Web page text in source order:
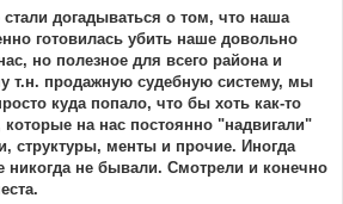
догадываться о том, что наша
готовилась убить наше довольно
но полезное для всего района и
т.н. продажную судебную систему, мы
куда попало, что бы хоть как-то
на нас постоянно "надвигали"
структуры, менты и прочие. Иногда
никогда не бывали. Смотрели и конечно